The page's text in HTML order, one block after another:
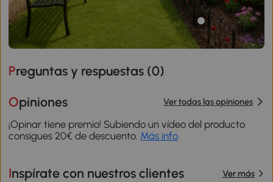
Preguntas y respuestas (0)
Opiniones Ver todas las opiniones
¡Opinar tiene premio! Subiendo un vídeo del producto
consigues 20€ de descuento. Más info
Inspírate con nuestros clientes Ver más